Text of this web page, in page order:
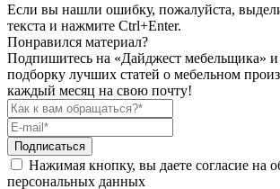
Если вы нашли ошибку, пожалуйста,
текста и нажмите Ctrl+Enter.
Понравился материал?
Подпишитесь на «Дайджест мебельщика» и
подборку лучших статей о мебельном
каждый месяц на свою почту!
Подписаться
Нажимая кнопку, вы даете согласие на
персональных данных